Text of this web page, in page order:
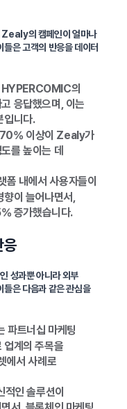
의 캠페인이 얼마나
은 고객의 반응을 데이터
의
응답했으며, 이는
입니다.
70% 이상이 Zealy가
를 높이는 데
내에서 사용자들이
향이 늘어나면서,
증가했습니다.
응
성과뿐 아니라 외부
들은 다음과 같은 관심을
트너십 마케팅
업계의 주목을
에서 사례로
적인 솔루션이